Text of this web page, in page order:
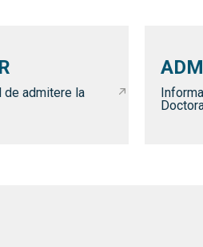
de admitere la